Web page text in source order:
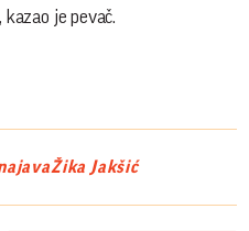
je pevač.
Žika Jakšić